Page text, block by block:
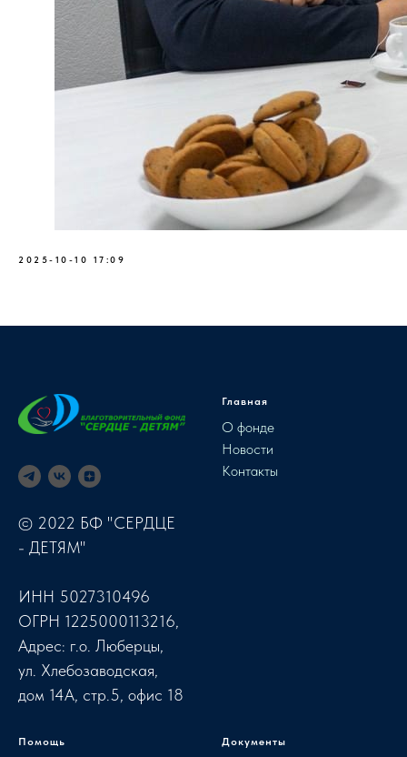
2025-10-10 17:09
© 2022 БФ "СЕРДЦЕ
- ДЕТЯМ"
ИНН 5027310496
ОГРН 1225000113216,
Адрес: г.о. Люберцы,
ул. Хлебозаводская,
дом 14А, стр.5, офис 18
Главная
О фонде
Новости
Контакты
Помощь Документы